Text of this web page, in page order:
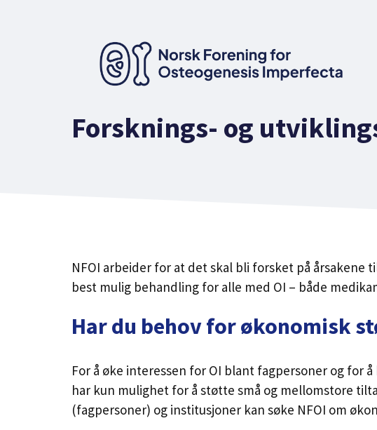
Forsknings- og
NFOI arbeider for at det skal bli forsket på årsakene
best mulig behandling for alle med OI – både
Har du behov for økonomisk
For å øke interessen for OI blant fagpersoner og for
har kun mulighet for å støtte små og mellomstore
(fagpersoner) og institusjoner kan søke NFOI om